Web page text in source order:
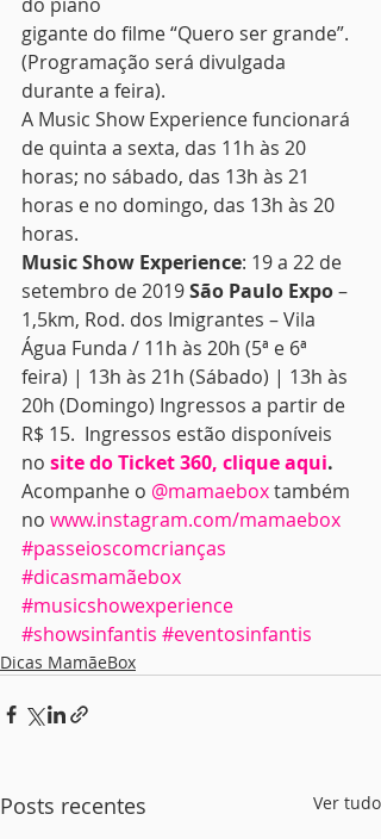
gigante do filme “Quero ser grande”.
(Programação será divulgada
durante a feira).
A Music Show Experience funcionará
de quinta a sexta, das 11h às 20
horas; no sábado, das 13h às 21
horas e no domingo, das 13h às 20
horas.
Music Show Experience: 19 a 22 de
setembro de 2019 São Paulo Expo –
1,5km, Rod. dos Imigrantes – Vila
Água Funda / 11h às 20h (5ª e 6ª
feira) | 13h às 21h (Sábado) | 13h às
20h (Domingo) Ingressos a partir de
R$ 15. Ingressos estão disponíveis
no site do Ticket 360, clique aqui.
Acompanhe o @mamaebox também
no www.instagram.com/mamaebox
#passeioscomcrianças
#dicasmamãebox
#musicshowexperience
#showsinfantis #eventosinfantis
Dicas MamãeBox
Posts recentes Ver tudo